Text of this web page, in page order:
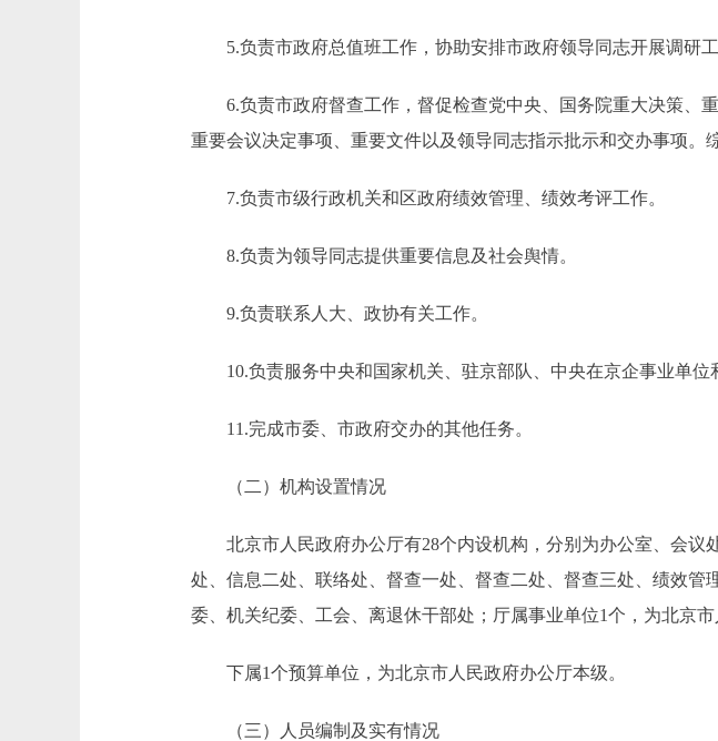
5.负责市政府总值班工作，协助安排市政府领导同志开展调研工
6.负责市政府督查工作，督促检查党中央、国务院重大决策、重
重要会议决定事项、重要文件以及领导同志指示批示和交办事项。
7.负责市级行政机关和区政府绩效管理、绩效考评工作。
8.负责为领导同志提供重要信息及社会舆情。
9.负责联系人大、政协有关工作。
10.负责服务中央和国家机关、驻京部队、中央在京企事业单位
11.完成市委、市政府交办的其他任务。
（二）机构设置情况
北京市人民政府办公厅有28个内设机构，分别为办公室、会议
处、信息二处、联络处、督查一处、督查二处、督查三处、绩效
委、机关纪委、工会、离退休干部处；厅属事业单位1个，为北京市
下属1个预算单位，为北京市人民政府办公厅本级。
（三）人员编制及实有情况